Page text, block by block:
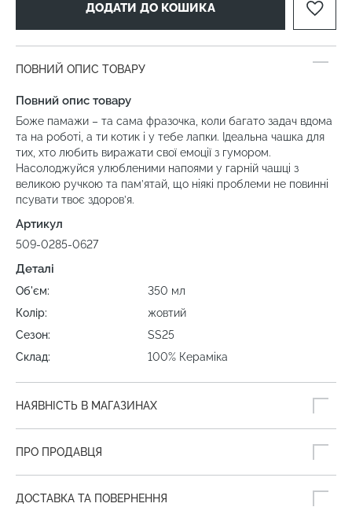
ДОДАТИ ДО КОШИКА
ПОВНИЙ ОПИС ТОВАРУ
Повний опис товару
Боже памажи – та сама фразочка, коли багато задач вдома
та на роботі, а ти котик і у тебе лапки. Ідеальна чашка для
тих, хто любить виражати свої емоції з гумором.
Насолоджуйся улюбленими напоями у гарній чашці з
великою ручкою та пам’ятай, що ніякі проблеми не повинні
псувати твоє здоров’я.
Артикул
509-0285-0627
Деталі
Об'єм:
350 мл
Колір:
жовтий
Сезон:
SS25
Склад:
100% Кераміка
НАЯВНІСТЬ В МАГАЗИНАХ
ПРО ПРОДАВЦЯ
ДОСТАВКА ТА ПОВЕРНЕННЯ